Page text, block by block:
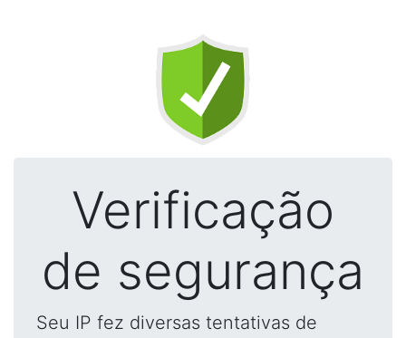
Verificação
de segurança
Seu IP fez diversas tentativas de